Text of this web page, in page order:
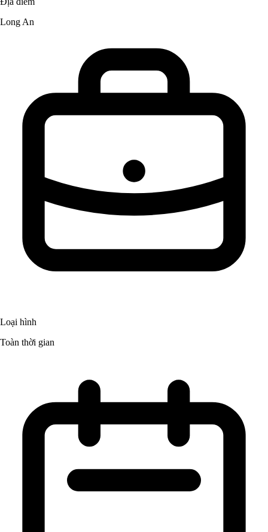
Long An
Loại hình
Toàn thời gian